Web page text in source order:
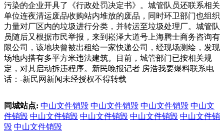
污染的企业开具了《行政处罚决定书》。城管队员还联系相关
单位连夜清运废品收购站内堆放的废品，同时环卫部门也组织
力量对厂区内的垃圾进行分类，并转运至垃圾处理厂。城管队
员随后又根据市民举报，来到崧泽大道号上海腾士商务咨询有
限公司，该地块曾被出租给一家快递公司，经现场测绘，发现
场地内搭有多平方米违法建筑。目前，城管部门已按相关规
定，对其启动拆违程序。新民晚报记者 房浩我要爆料联系电
话：-新民网新闻未经授权不得转载
同城站点: 中山文件销毁 中山文件销毁 中山文件销毁 中山文
件销毁 中山文件销毁 中山文件销毁 中山文件销毁 中山文件销
毁 中山文件销毁